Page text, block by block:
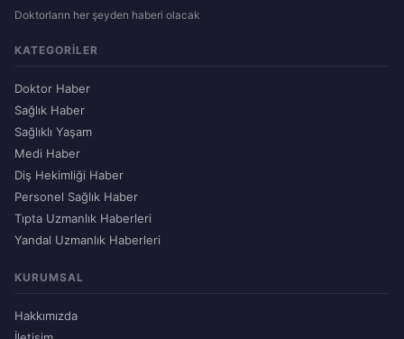
Doktorların her şeyden haberi olacak
KATEGORILER
Doktor Haber
Sağlık Haber
Sağlıklı Yaşam
Medi Haber
Diş Hekimliği Haber
Personel Sağlık Haber
Tıpta Uzmanlık Haberleri
Yandal Uzmanlık Haberleri
KURUMSAL
Hakkımızda